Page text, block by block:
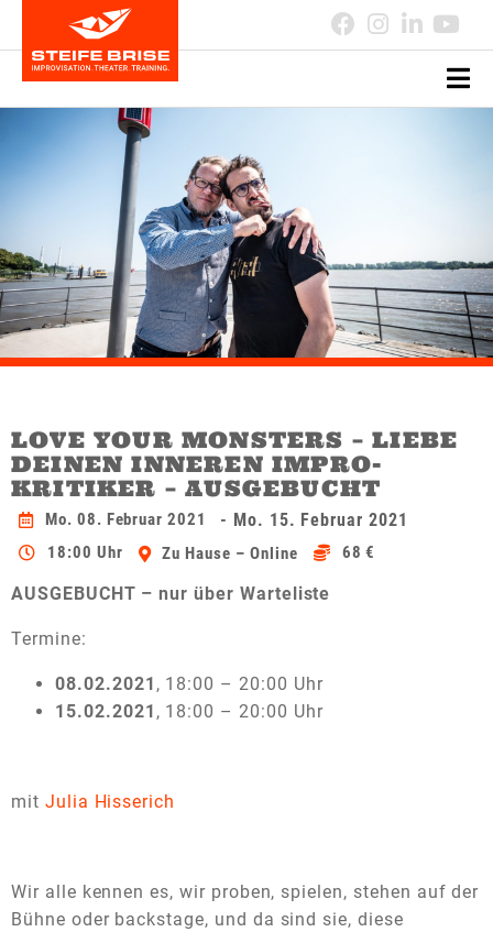
LOVE YOUR MONSTERS – LIEBE
DEINEN INNEREN IMPRO-
KRITIKER – AUSGEBUCHT
Mo. 08. Februar 2021 - Mo. 15. Februar 2021
18:00 Uhr Zu Hause – Online 68 €
AUSGEBUCHT – nur über Warteliste
Termine:
08.02.2021 , 18:00 – 20:00 Uhr
15.02.2021 , 18:00 – 20:00 Uhr
mit Julia Hisserich
Wir alle kennen es, wir proben, spielen, stehen auf der
Bühne oder backstage, und da sind sie, diese